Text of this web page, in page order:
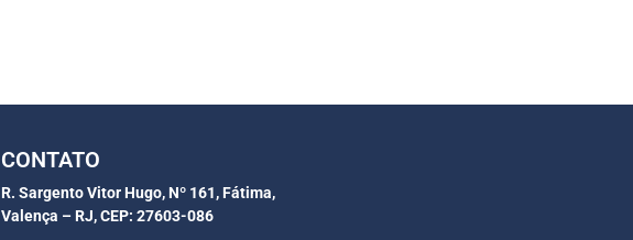
CONTATO
R. Sargento Vitor Hugo, Nº 161, Fátima,
Valença – RJ, CEP: 27603-086